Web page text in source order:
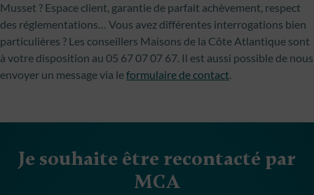
Musset ? Espace client, garantie de parfait achèvement, respect
des réglementations… Vous avez différentes interrogations bien
particulières ? Les conseillers Maisons de la Côte Atlantique sont
à votre disposition au 05 67 07 07 67. Il est aussi possible de nous
envoyer un message via leformulaire de contact.
Je souhaite être recontacté par
MCA